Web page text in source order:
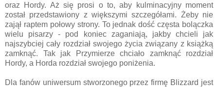
oraz Hordy. Aż się prosi o to, aby kulminacyjny moment
został przedstawiony z większymi szczegółami. Żeby nie
zajął raptem połowy strony. To jednak dość częsta bolączka
wielu pisarzy - pod koniec zaganiają, jakby chcieli jak
najszybciej cały rozdział swojego życia związany z książką
zamknąć. Tak jak Przymierze chciało zamknąć rozdział
Hordy, a Horda rozdział swojego poniżenia.
Dla fanów uniwersum stworzonego przez firmę Blizzard jest